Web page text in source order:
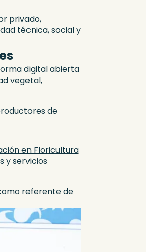
privado,
técnica, social y
digital abierta
vegetal,
de
en Floricultura
y servicios
referente de